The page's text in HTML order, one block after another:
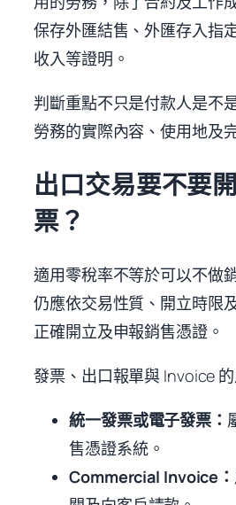
保存外匯結售、外匯存入指
收入等證明。
判斷重點不只是付款人是不
勞務的實際內容、使用地及
出口交易要不要
票？
適用零稅率不等於可以不做
仍應依交易性質、開立時限
正確開立及申報銷售憑證。
發票、出口報單與 Invoice 的
統一發票或電子發票：
售憑證系統。
Commercial Invoice：